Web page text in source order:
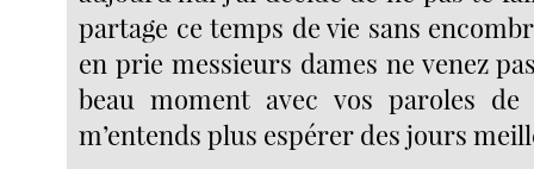
partage ce temps de vie sans
en prie messieurs dames ne venez
beau moment avec vos paroles
m’entends plus espérer des jours